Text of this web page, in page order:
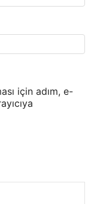
için adım, e-